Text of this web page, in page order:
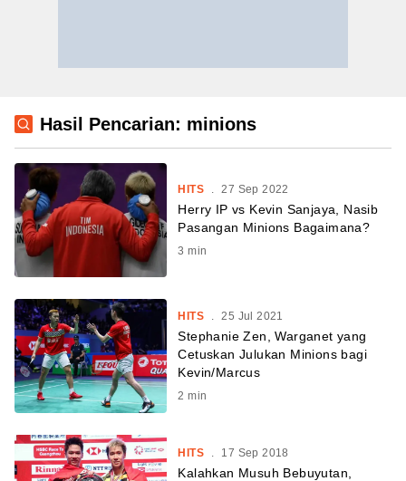
Hasil Pencarian: minions
HITS . 27 Sep 2022
Herry IP vs Kevin Sanjaya, Nasib
Pasangan Minions Bagaimana?
3 min
HITS . 25 Jul 2021
Stephanie Zen, Warganet yang
Cetuskan Julukan Minions bagi
Kevin/Marcus
2 min
HITS 17 Sep 2018
Kalahkan Musuh Bebuyutan,